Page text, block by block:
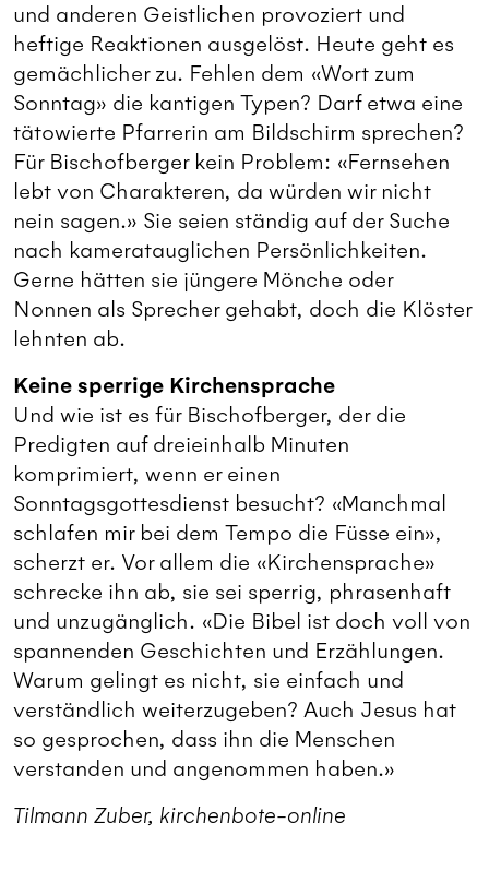
und anderen Geistlichen provoziert und
heftige Reaktionen ausgelöst. Heute geht es
gemächlicher zu. Fehlen dem «Wort zum
Sonntag» die kantigen Typen? Darf etwa eine
tätowierte Pfarrerin am Bildschirm sprechen?
Für Bischofberger kein Problem: «Fernsehen
lebt von Charakteren, da würden wir nicht
nein sagen.» Sie seien ständig auf der Suche
nach kameratauglichen Persönlichkeiten.
Gerne hätten sie jüngere Mönche oder
Nonnen als Sprecher gehabt, doch die Klöster
lehnten ab.
Keine sperrige Kirchensprache
Und wie ist es für Bischofberger, der die
Predigten auf dreieinhalb Minuten
komprimiert, wenn er einen
Sonntagsgottesdienst besucht? «Manchmal
schlafen mir bei dem Tempo die Füsse ein»,
scherzt er. Vor allem die «Kirchensprache»
schrecke ihn ab, sie sei sperrig, phrasenhaft
und unzugänglich. «Die Bibel ist doch voll von
spannenden Geschichten und Erzählungen.
Warum gelingt es nicht, sie einfach und
verständlich weiterzugeben? Auch Jesus hat
so gesprochen, dass ihn die Menschen
verstanden und angenommen haben.»
Tilmann Zuber, kirchenbote-online